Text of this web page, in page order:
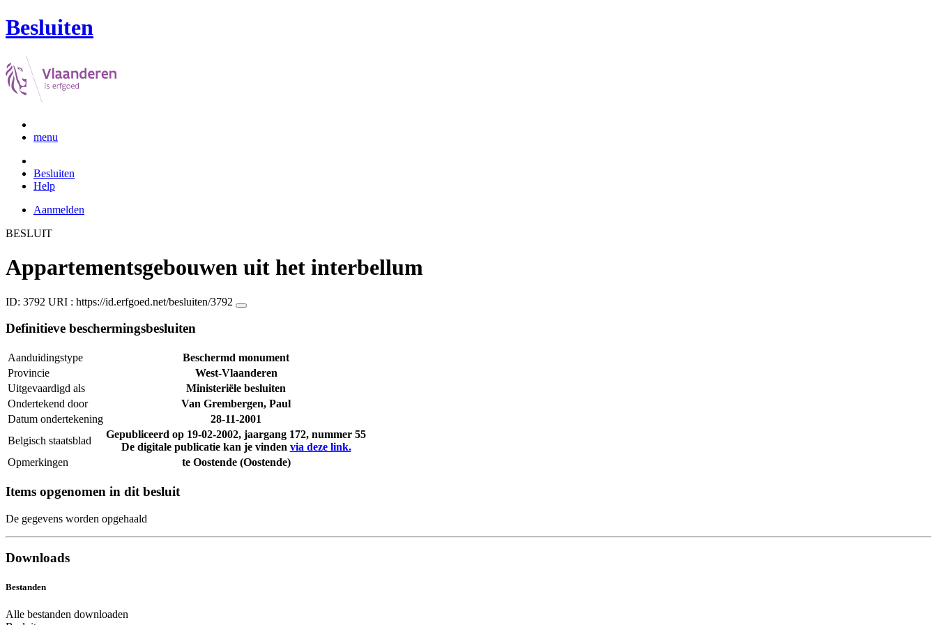
Besluiten
menu
Besluiten
Help
Aanmelden
BESLUIT
Appartementsgebouwen uit het interbellum
ID: 3792 URI : https://id.erfgoed.net/besluiten/3792
Definitieve beschermingsbesluiten
Aanduidingstype
Beschermd monument
Provincie
West-Vlaanderen
Uitgevaardigd als
Ministeriële besluiten
Ondertekend door
Van Grembergen, Paul
Datum ondertekening
28-11-2001
Belgisch staatsblad
Gepubliceerd op 19-02-2002, jaargang 172, nummer 55
De digitale publicatie kan je vinden via deze link.
Opmerkingen
te Oostende (Oostende)
Items opgenomen in dit besluit
De gegevens worden opgehaald
Downloads
Bestanden
Alle bestanden downloaden